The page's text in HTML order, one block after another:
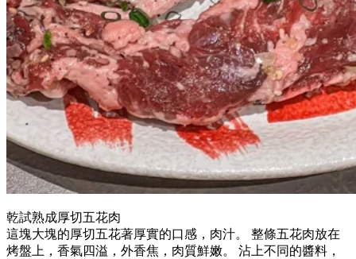
乾試熟成厚切五花肉
這塊大塊的厚切五花著厚實的口感，肉汁。 整條五花肉放在
烤盤上，香氣四溢，外香焦，肉質鮮嫩。 沾上不同的醬料，